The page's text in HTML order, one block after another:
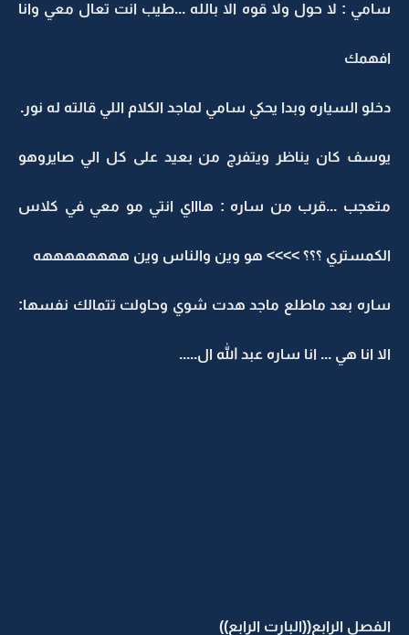
سامي : لا حول ولا قوه الا بالله ...طيب انت تعال معي وانا
افهمك
دخلو السياره وبدا يحكي سامي لماجد الكلام اللي قالته له نور.
يوسف كان يناظر ويتفرج من بعيد على كل الي صايروهو
متعجب ...قرب من ساره : هاااي انتي مو معي في كلاس
الكمستري ؟؟؟ >>>> هو وين والناس وين ههههههههه
ساره بعد ماطلع ماجد هدت شوي وحاولت تتمالك نفسها:
الا انا هي ... انا ساره عبد الله ال.....
الفصل الرابع((البارت الرابع))